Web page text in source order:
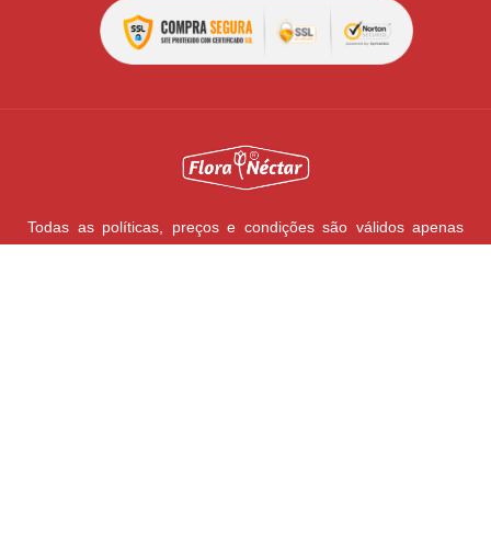
Todas as políticas, preços e condições são válidos apenas